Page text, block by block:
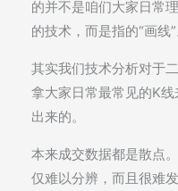
的并不是咱们大家日常
的技术，而是指的“画线”
其实我们技术分析对于
拿大家日常最常见的K
出来的。
本来成交数据都是散点
仅难以分辨，而且很难